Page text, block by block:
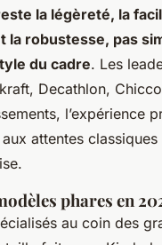
la légèreté, la
la robustesse, pas
du cadre. Les
Decathlon,
l’expérience
attentes classiques
phares en
au coin des